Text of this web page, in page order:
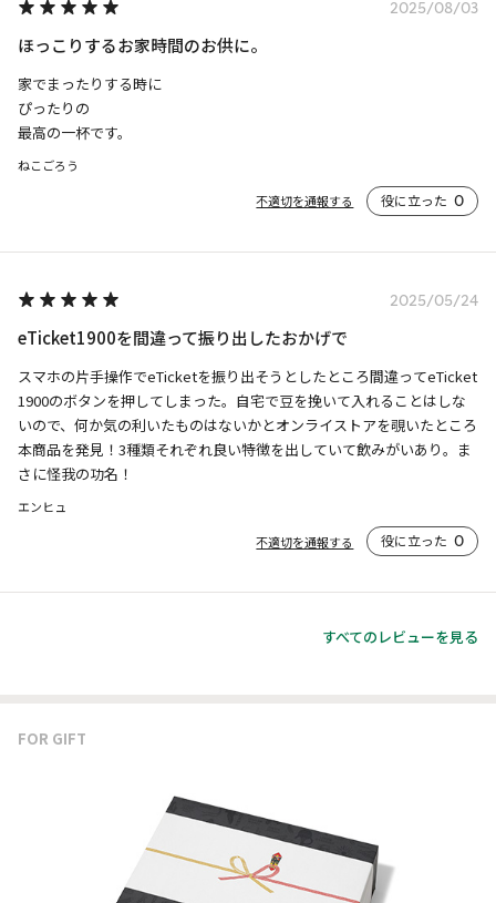
2025/08/03
ほっこりするお家時間のお供に。
家でまったりする時に
ぴったりの
最高の一杯です。
ねこごろう
不適切を通報する 役に立った 0
2025/05/24
eTicket1900を間違って振り出したおかげで
スマホの片手操作でeTicketを振り出そうとしたところ間違ってeTicket
1900のボタンを押してしまった。自宅で豆を挽いて入れることはしな
いので、何か気の利いたものはないかとオンライストアを覗いたところ
本商品を発見！3種類それぞれ良い特徴を出していて飲みがいあり。ま
さに怪我の功名！
エンヒュ
不適切を通報する 役に立った 0
すべてのレビューを見る
FOR GIFT